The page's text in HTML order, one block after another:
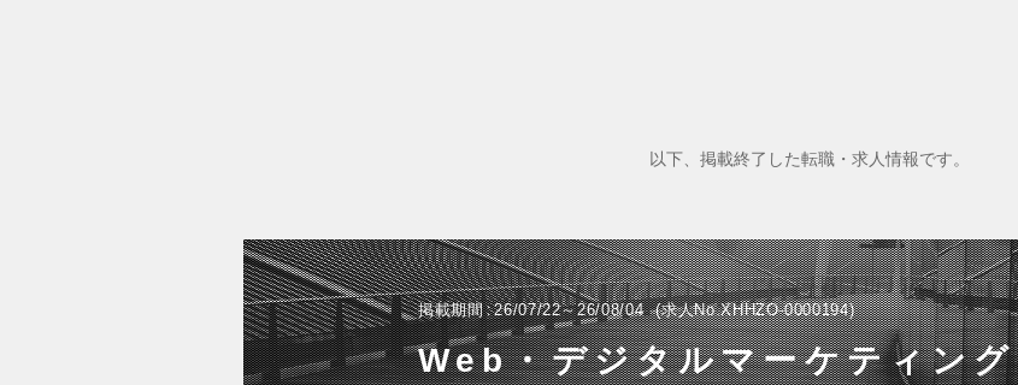
以下、掲載終了した転職・求人情報です。
掲載期間 26/07/22～26/08/04 求人No.XHHZO-0000194
Web・デジタルマーケティング